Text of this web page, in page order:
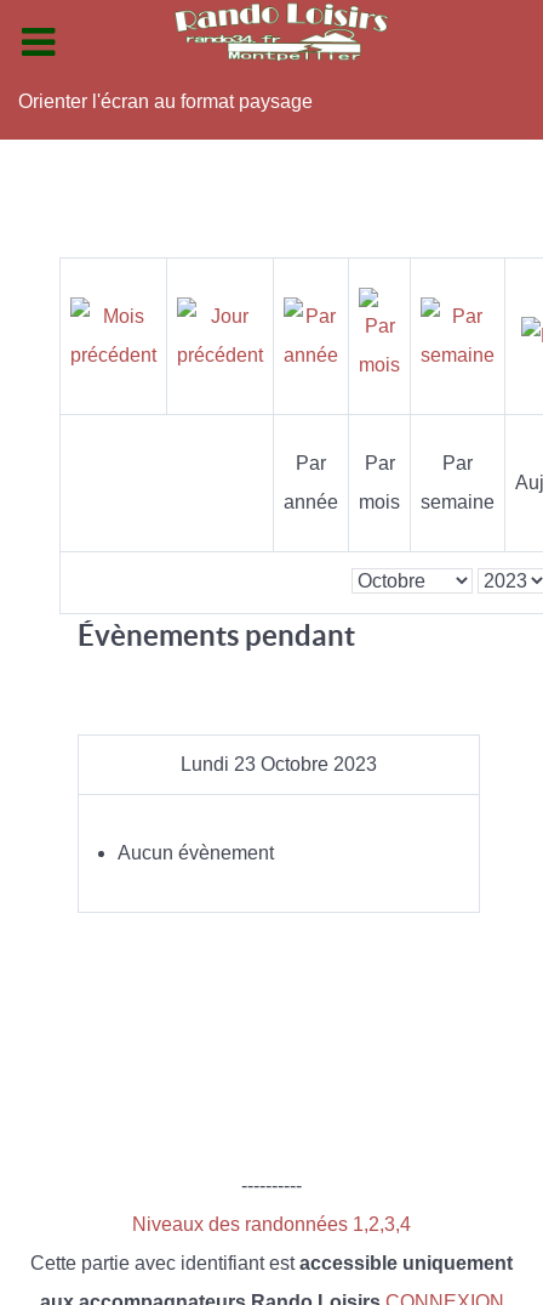
Orienter l'écran au format paysage
Par
année
Par
mois
Par
semaine
Évènements pendant
Lundi 23 Octobre 2023
Aucun évènement
----------
Niveaux des randonnées 1,2,3,4
Cette partie avec identifiant estaccessible uniquement